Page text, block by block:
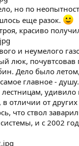
но по
еще разок.
красиво
и неумелого
люк, почувтсовав
Дело было
главное - душу.
удивило
в отличии от
что ствол
и с 2002